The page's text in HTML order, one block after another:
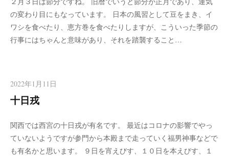
の変わり目にもなっています。 日本の風習として豆をまき、イ
ワシを食べたり、恵方巻を食べたりしますが、こういった季節の
行事にはちゃんと意味があり、それを踏襲すること…
2022年1月11日
十日戎
関西では西宮の十日戎が有名です。 最近はコロナの影響でやっ
ていないようですが参門から本殿まで走っていく福男神事などで
も有名かと思います。 ９日を宵えびす、１０日を本えびす、１